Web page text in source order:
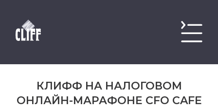
КЛИФФ НА НАЛОГОВОМ
ОНЛАЙН-МАРАФОНЕ CFO CAFE